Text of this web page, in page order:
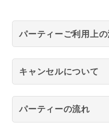
パーティーご利用上
キャンセルについて
パーティーの流れ